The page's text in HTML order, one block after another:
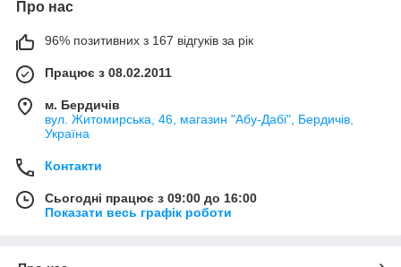
Про нас
96% позитивних з 167 відгуків за рік
Працює з 08.02.2011
м. Бердичів
вул. Житомирська, 46, магазин "Абу-Дабі", Бердичів,
Україна
Контакти
Сьогодні працює з 09:00 до 16:00
Показати весь графік роботи